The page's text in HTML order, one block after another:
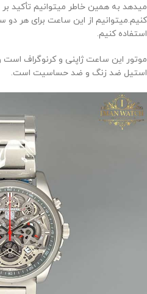
میدهد به همین خاطر میتوانیم تأکید
کنیم.میتوانیم از این ساعت برای هر
استفاده کنیم.
موتور این ساعت ژاپنی و کرنوگراف
استیل ضد زنگ و ضد حساسیت است.